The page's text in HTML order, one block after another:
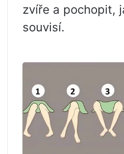
zvíře a pochopit,
souvisí.